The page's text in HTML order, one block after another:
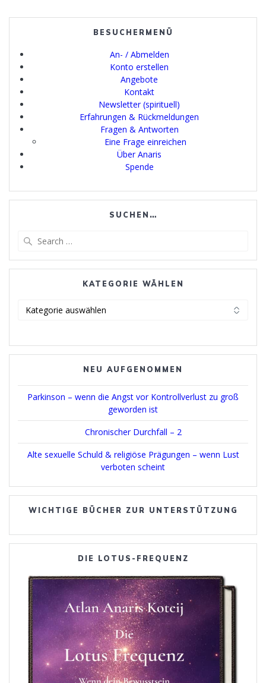
BESUCHERMENÜ
An- / Abmelden
Konto erstellen
Angebote
Kontakt
Newsletter (spirituell)
Erfahrungen & Rückmeldungen
Fragen & Antworten
Eine Frage einreichen
Über Anaris
Spende
SUCHEN…
KATEGORIE WÄHLEN
NEU AUFGENOMMEN
Parkinson – wenn die Angst vor Kontrollverlust zu groß
geworden ist
Chronischer Durchfall – 2
Alte sexuelle Schuld & religiöse Prägungen – wenn Lust
verboten scheint
WICHTIGE BÜCHER ZUR UNTERSTÜTZUNG
DIE LOTUS-FREQUENZ